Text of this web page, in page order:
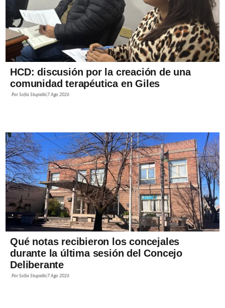
HCD: discusión por la creación de una
comunidad terapéutica en Giles
PorSofía Stupiello 7 Ago 2026
Qué notas recibieron los concejales
durante la última sesión del Concejo
Deliberante
PorSofía Stupiello 7 Ago 2026